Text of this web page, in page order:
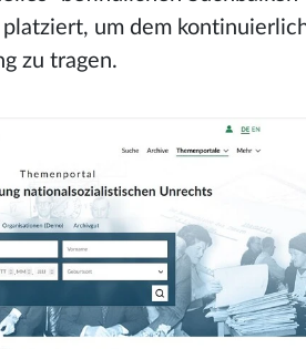
um dem
zu tragen.